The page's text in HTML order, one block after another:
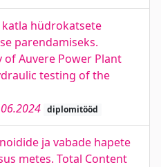
hüdrokatsete
parendamiseks.
Auvere Power Plant
testing of the
diplomitööd
ja vabade hapete
metes. Total Content